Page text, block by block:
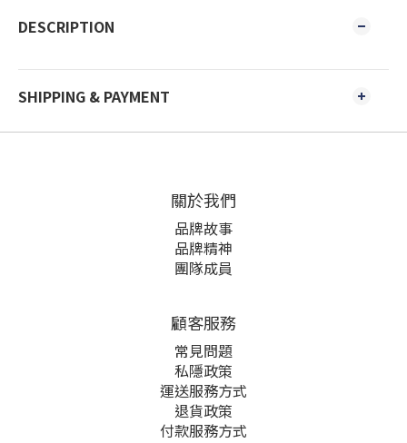
DESCRIPTION
SHIPPING & PAYMENT
關於我們
品牌故事
品牌精神
團隊成員
顧客服務
常見問題
私隱政策
運送服務方式
退貨政策
付款服務方式